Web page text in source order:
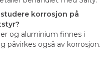
korrosjon på
og aluminium finnes i
påvirkes også av korrosjon.